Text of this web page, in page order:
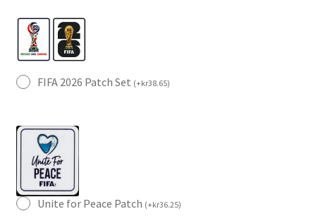
FIFA 2026 Patch Set (+kr38.65)
Unite for Peace Patch (+kr36.25)